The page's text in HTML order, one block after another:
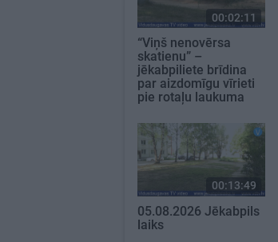
00:02:11
“Viņš nenovērsa
skatienu” –
jēkabpiliete brīdina
par aizdomīgu vīrieti
pie rotaļu laukuma
00:13:49
05.08.2026 Jēkabpils
laiks